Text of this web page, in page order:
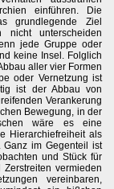
einführen. Die
grundlegende Ziel
nicht unterscheiden
jede Gruppe oder
keine Insel. Folglich
aller vier Formen
oder Vernetzung ist
ist der Abbau von
Verankerung
Bewegung, in der
wäre es eine
Hierarchiefreiheit als
Ganz im Gegenteil ist
und Stück für
vermieden
vereinbaren,